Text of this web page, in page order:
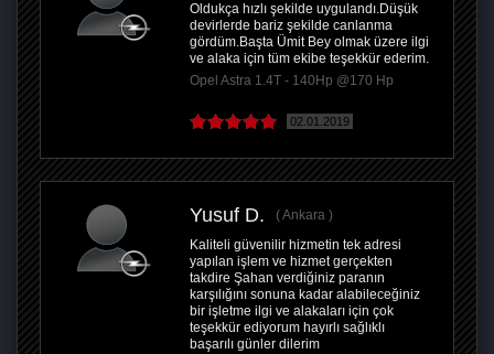
Oldukça hızlı şekilde uygulandı.Düşük
devirlerde bariz şekilde canlanma
gördüm.Başta Ümit Bey olmak üzere ilgi
ve alaka için tüm ekibe teşekkür ederim.
Opel Astra 1.4T - 140Hp @170 Hp
02.01.2019
Yusuf D.
Ankara
Kaliteli güvenilir hizmetin tek adresi
yapılan işlem ve hizmet gerçekten
takdire Şahan verdiğiniz paranın
karşılığını sonuna kadar alabileceğiniz
bir işletme ilgi ve alakaları için çok
teşekkür ediyorum hayırlı sağlıklı
başarılı günler dilerim